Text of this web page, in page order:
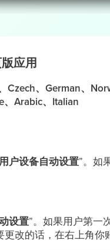
应用
Czech、German、
Arabic、Italian
户设备自动设置”。如
设置”。如果用户第一
改的话，在右上角你